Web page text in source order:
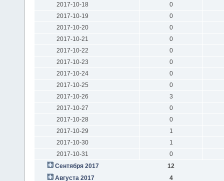
2017-10-18
0
2017-10-19
0
2017-10-20
0
2017-10-21
0
2017-10-22
0
2017-10-23
0
2017-10-24
0
2017-10-25
0
2017-10-26
3
2017-10-27
0
2017-10-28
0
2017-10-29
1
2017-10-30
1
2017-10-31
0
Сентября 2017
12
Августа 2017
4